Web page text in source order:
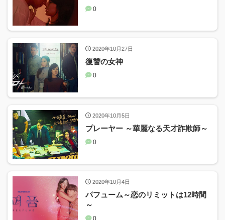
0
2020年10月27日
復讐の女神
0
2020年10月5日
プレーヤー ～華麗なる天才詐欺師～
0
2020年10月4日
パフューム～恋のリミットは12時間
～
0